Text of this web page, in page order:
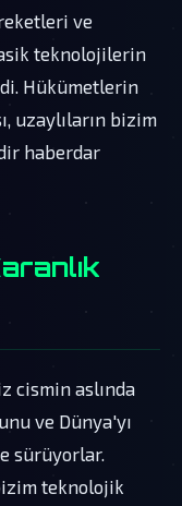
ve
teknolojilerin
Hükümetlerin
uzaylıların bizim
haberdar
cismin aslında
ve Dünya'yı
sürüyorlar.
teknolojik